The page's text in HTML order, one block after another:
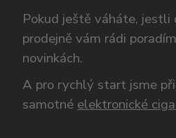
Pokud ještě váháte,
prodejně vám rádi
novinkách.
A pro rychlý start jsme
samotné elektronické